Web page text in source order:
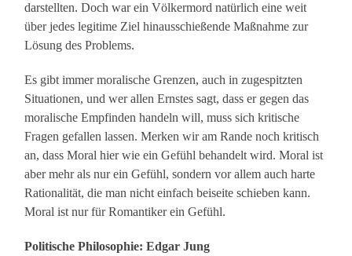
darstellten. Doch war ein Völkermord natürlich eine weit
über jedes legitime Ziel hinausschießende Maßnahme zur
Lösung des Problems.
Es gibt immer moralische Grenzen, auch in zugespitzten
Situationen, und wer allen Ernstes sagt, dass er gegen das
moralische Empfinden handeln will, muss sich kritische
Fragen gefallen lassen. Merken wir am Rande noch kritisch
an, dass Moral hier wie ein Gefühl behandelt wird. Moral ist
aber mehr als nur ein Gefühl, sondern vor allem auch harte
Rationalität, die man nicht einfach beiseite schieben kann.
Moral ist nur für Romantiker ein Gefühl.
Politische Philosophie: Edgar Jung